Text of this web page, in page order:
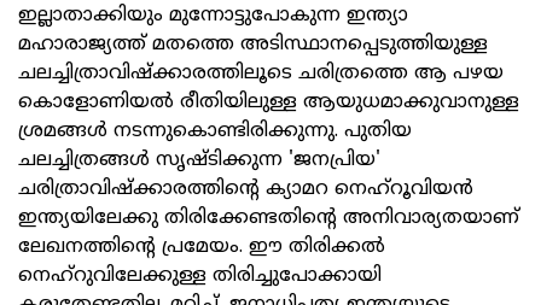
ഇല്ലാതാക്കിയും മുന്നോട്ടുപോകുന്ന ഇന്ത്യാ
മഹാരാജ്യത്ത് മതത്തെ അടിസ്ഥാനപ്പെടുത്തിയുള്ള
ചലച്ചിത്രാവിഷ്‌ക്കാരത്തിലൂടെ ചരിത്രത്തെ ആ പഴയ
കൊളോണിയല്‍ രീതിയിലുള്ള ആയുധമാക്കുവാനുള്ള
ശ്രമങ്ങള്‍ നടന്നുകൊണ്ടിരിക്കുന്നു. പുതിയ
ചലച്ചിത്രങ്ങള്‍ സൃഷ്ടിക്കുന്ന 'ജനപ്രിയ'
ചരിത്രാവിഷ്‌ക്കാരത്തിന്റെ ക്യാമറ നെഹ്റൂവിയന്‍
ഇന്ത്യയിലേക്കു തിരിക്കേണ്ടതിന്റെ അനിവാര്യതയാണ്
ലേഖനത്തിന്റെ പ്രമേയം. ഈ തിരിക്കല്‍
നെഹ്റുവിലേക്കുള്ള തിരിച്ചുപോക്കായി